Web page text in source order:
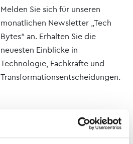
Melden Sie sich für unseren
monatlichen Newsletter „Tech
Bytes“ an. Erhalten Sie die
neuesten Einblicke in
Technologie, Fachkräfte und
Transformationsentscheidungen.